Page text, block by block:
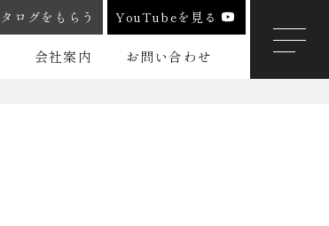
ログをもらう YouTubeを見る
会社案内 お問い合わせ